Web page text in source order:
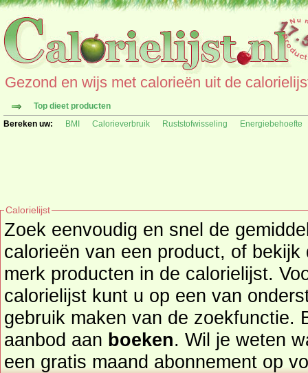
Gezond en wijs met calorieën uit de
Top dieet producten
Bereken uw:
BMI Calorieverbruik Ruststofwisseling Energiebehoefte
Calorielijst
Zoek eenvoudig en snel de
calorieën van een product, of
merk producten in de calorielijst.
calorielijst kunt u op een van
gebruik maken van de zoekfunctie.
aanbod aan boeken. Wil je weten
een gratis maand abonnement op